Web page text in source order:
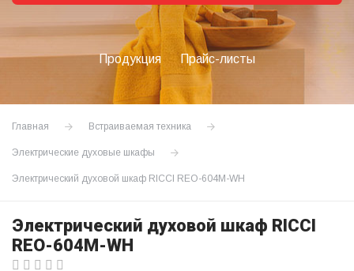
Продукция Прайс-листы
Главная Встраиваемая техника
Электрические духовые шкафы
Электрический духовой шкаф RICCI REO-604М-WH
Электрический духовой шкаф RICCI
REO-604М-WH